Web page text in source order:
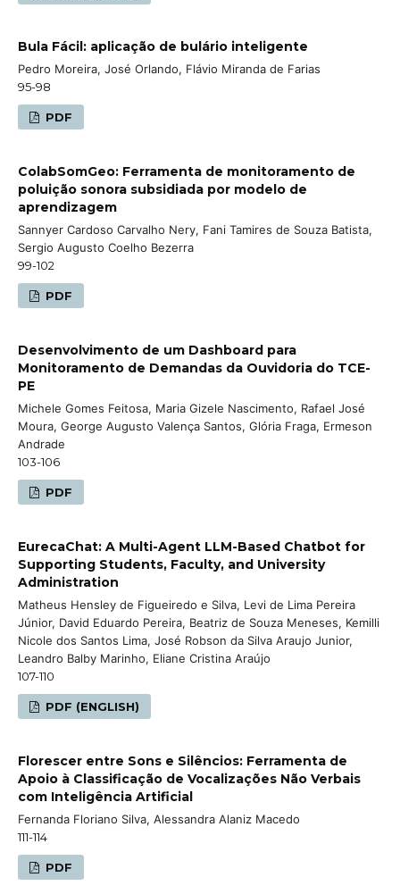
Bula Fácil: aplicação de bulário inteligente
Pedro Moreira, José Orlando, Flávio Miranda de Farias
95-98
PDF
ColabSomGeo: Ferramenta de monitoramento de
poluição sonora subsidiada por modelo de
aprendizagem
Sannyer Cardoso Carvalho Nery, Fani Tamires de Souza Batista,
Sergio Augusto Coelho Bezerra
99-102
PDF
Desenvolvimento de um Dashboard para
Monitoramento de Demandas da Ouvidoria do TCE-
PE
Michele Gomes Feitosa, Maria Gizele Nascimento, Rafael José
Moura, George Augusto Valença Santos, Glória Fraga, Ermeson
Andrade
103-106
PDF
EurecaChat: A Multi-Agent LLM-Based Chatbot for
Supporting Students, Faculty, and University
Administration
Matheus Hensley de Figueiredo e Silva, Levi de Lima Pereira
Júnior, David Eduardo Pereira, Beatriz de Souza Meneses, Kemilli
Nicole dos Santos Lima, José Robson da Silva Araujo Junior,
Leandro Balby Marinho, Eliane Cristina Araújo
107-110
PDF (ENGLISH)
Florescer entre Sons e Silêncios: Ferramenta de
Apoio à Classificação de Vocalizações Não Verbais
com Inteligência Artificial
Fernanda Floriano Silva, Alessandra Alaniz Macedo
111-114
PDF